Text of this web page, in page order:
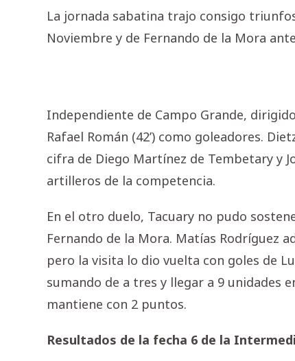
La jornada sabatina trajo consigo
Noviembre y de Fernando de la Mora
Independiente de Campo Grande,
Rafael Román (42’) como goleadores.
cifra de Diego Martínez de Tembetary y
artilleros de la competencia.
En el otro duelo, Tacuary no pudo
Fernando de la Mora. Matías Rodríguez
pero la visita lo dio vuelta con goles de
sumando de a tres y llegar a 9 unidades
mantiene con 2 puntos.
Resultados de la fecha 6 de la